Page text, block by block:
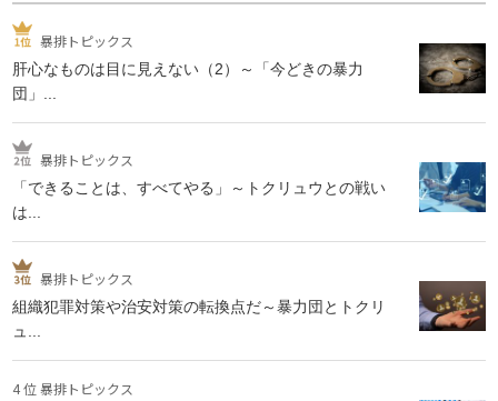
暴排トピックス
肝心なものは目に見えない（2）～「今どきの暴力
団」...
暴排トピックス
「できることは、すべてやる」～トクリュウとの戦い
は...
暴排トピックス
組織犯罪対策や治安対策の転換点だ～暴力団とトクリ
ュ...
4 位 暴排トピックス